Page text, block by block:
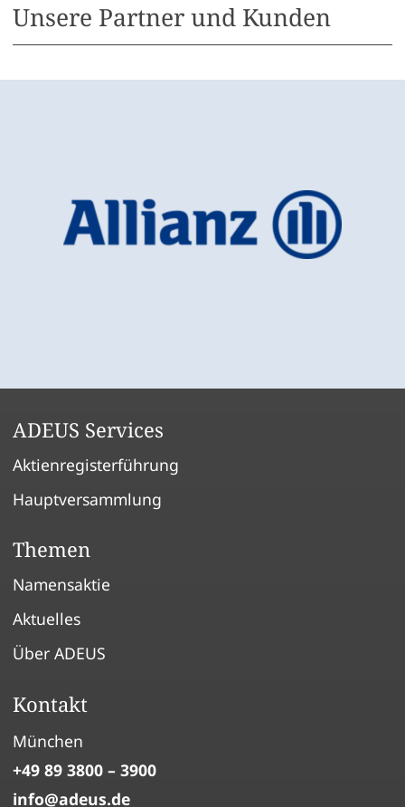
Unsere Partner und Kunden
ADEUS Services
Aktienregisterführung
Hauptversammlung
Themen
Namensaktie
Aktuelles
Über ADEUS
Kontakt
München
+49 89 3800 – 3900
info
adeus de